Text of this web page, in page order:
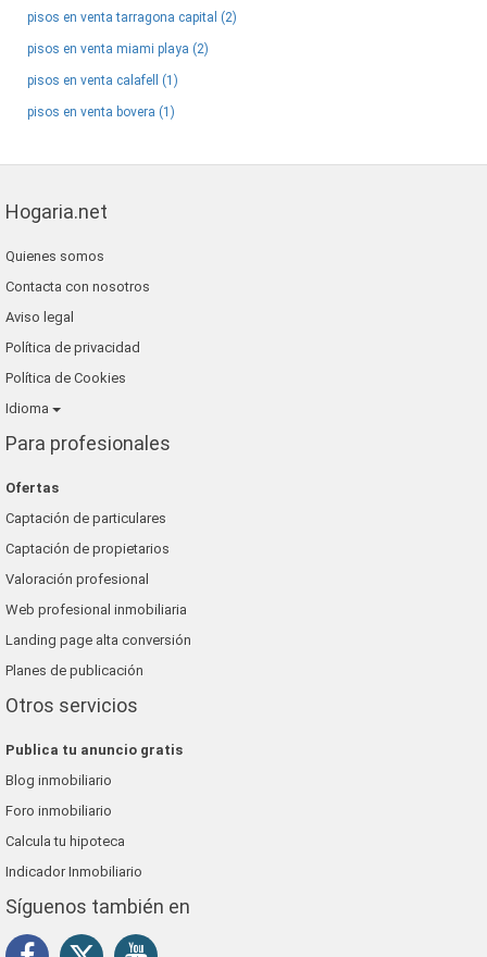
pisos en venta tarragona capital (2)
pisos en venta miami playa (2)
pisos en venta calafell (1)
pisos en venta bovera (1)
Hogaria.net
Quienes somos
Contacta con nosotros
Aviso legal
Política de privacidad
Política de Cookies
Idioma
Para profesionales
Ofertas
Captación de particulares
Captación de propietarios
Valoración profesional
Web profesional inmobiliaria
Landing page alta conversión
Planes de publicación
Otros servicios
Publica tu anuncio gratis
Blog inmobiliario
Foro inmobiliario
Calcula tu hipoteca
Indicador Inmobiliario
Síguenos también en